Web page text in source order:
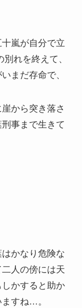
嵐が自分で立
れを終えて、
まだ存命で、
から突き落さ
刑事まで生きて
かなり危険な
人の傍には天
かすると助か
すね…。